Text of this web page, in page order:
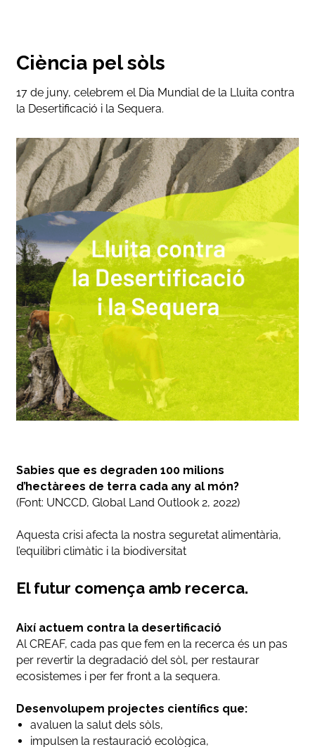
Ciència pel sòls
17 de juny, celebrem el Dia Mundial de la Lluita contra
la Desertificació i la Sequera.
Sabies que es degraden 100 milions
d’hectàrees de terra cada any al món?
(Font: UNCCD, Global Land Outlook 2, 2022)
Aquesta crisi afecta la nostra seguretat alimentària,
l’equilibri climàtic i la biodiversitat
El futur comença amb recerca.
Així actuem contra la desertificació
Al CREAF, cada pas que fem en la recerca és un pas
per revertir la degradació del sòl, per restaurar
ecosistemes i per fer front a la sequera.
Desenvolupem projectes científics que:
avaluen la salut dels sòls,
impulsen la restauració ecològica,